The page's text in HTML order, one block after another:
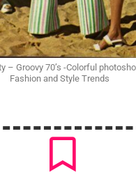
– Groovy 70’s -Colorful
Fashion and Style Trends